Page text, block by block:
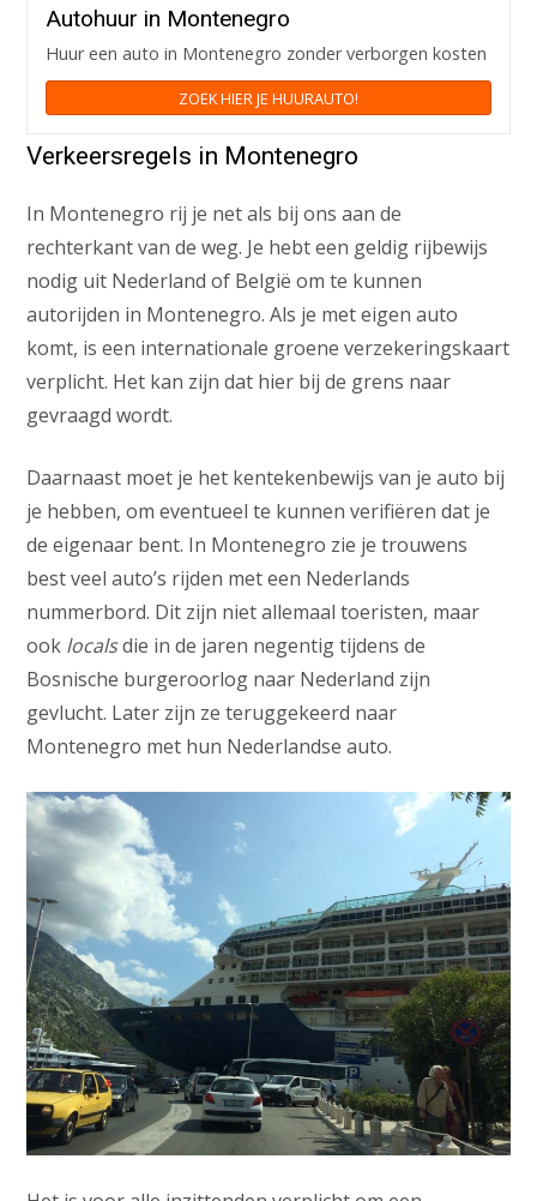
Autohuur in Montenegro
Huur een auto in Montenegro zonder verborgen kosten
ZOEK HIER JE HUURAUTO!
Verkeersregels in Montenegro
In Montenegro rij je net als bij ons aan de
rechterkant van de weg. Je hebt een geldig rijbewijs
nodig uit Nederland of België om te kunnen
autorijden in Montenegro. Als je met eigen auto
komt, is een internationale groene verzekeringskaart
verplicht. Het kan zijn dat hier bij de grens naar
gevraagd wordt.
Daarnaast moet je het kentekenbewijs van je auto bij
je hebben, om eventueel te kunnen verifiëren dat je
de eigenaar bent. In Montenegro zie je trouwens
best veel auto’s rijden met een Nederlands
nummerbord. Dit zijn niet allemaal toeristen, maar
ook localsdie in de jaren negentig tijdens de
Bosnische burgeroorlog naar Nederland zijn
gevlucht. Later zijn ze teruggekeerd naar
Montenegro met hun Nederlandse auto.